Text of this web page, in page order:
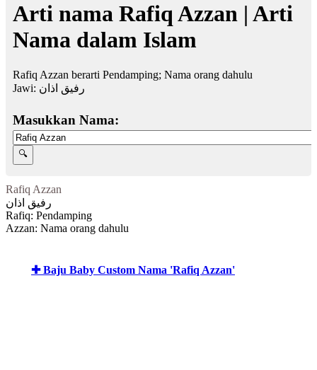
Arti nama Rafiq Azzan | Arti
Nama dalam Islam
Rafiq Azzan berarti Pendamping; Nama orang dahulu
Jawi: رفيق اذان
Masukkan Nama:
Rafiq Azzan
رفيق اذان
Rafiq: Pendamping
Azzan: Nama orang dahulu
✚ Baju Baby Custom Nama 'Rafiq Azzan'